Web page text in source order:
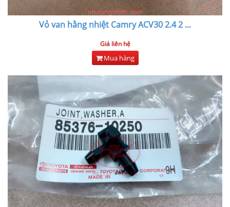
Vỏ van hằng nhiệt Camry ACV30 2.4 2 ...
Giá liên hệ
Mua hàng